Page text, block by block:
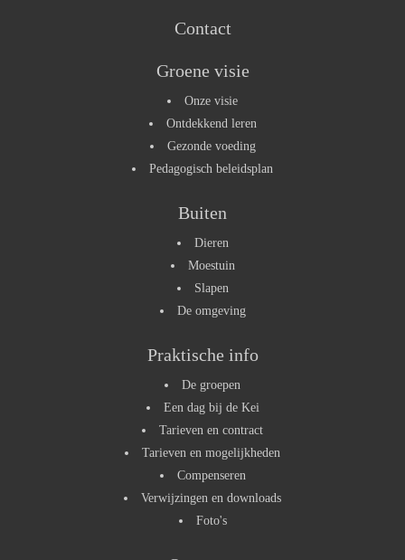
Contact
Groene visie
Onze visie
Ontdekkend leren
Gezonde voeding
Pedagogisch beleidsplan
Buiten
Dieren
Moestuin
Slapen
De omgeving
Praktische info
De groepen
Een dag bij de Kei
Tarieven en contract
Tarieven en mogelijkheden
Compenseren
Verwijzingen en downloads
Foto's